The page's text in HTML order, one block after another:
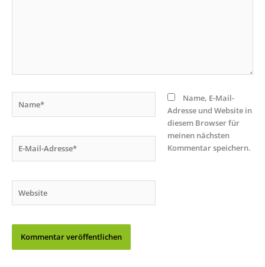
Mail-
Name, E-Mail-
Adresse und Website in
diesem Browser für
meinen nächsten
Kommentar speichern.